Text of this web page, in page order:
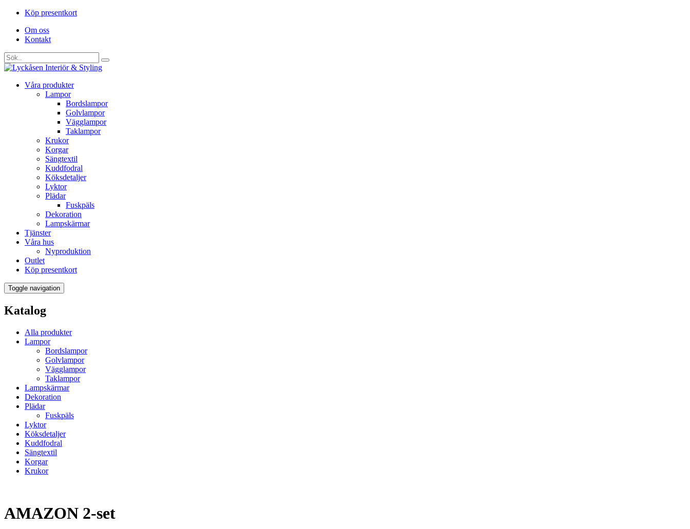
Köp presentkort
Om oss
Kontakt
Våra produkter
Lampor
Bordslampor
Golvlampor
Vägglampor
Taklampor
Krukor
Korgar
Sängtextil
Kuddfodral
Köksdetaljer
Lyktor
Plädar
Fuskpäls
Dekoration
Lampskärmar
Tjänster
Våra hus
Nyproduktion
Outlet
Köp presentkort
Toggle navigation
Katalog
Alla produkter
Lampor
Bordslampor
Golvlampor
Vägglampor
Taklampor
Lampskärmar
Dekoration
Plädar
Fuskpäls
Lyktor
Köksdetaljer
Kuddfodral
Sängtextil
Korgar
Krukor
AMAZON 2-set